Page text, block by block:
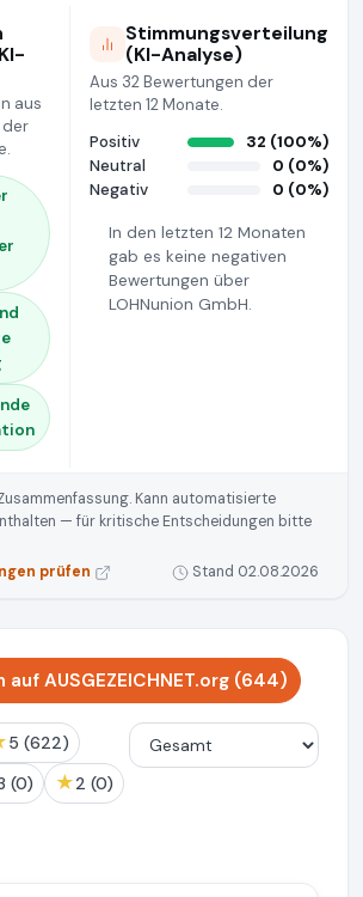
aus
der
Stimmungsverteilung
(KI-Analyse)
Aus 32 Bewertungen der
letzten 12 Monate.
Positiv
32 (100%)
Neutral
0 (0%)
Negativ
0 (0%)
In den letzten 12 Monaten
gab es keine negativen
Bewertungen über
LOHNunion GmbH.
Kann automatisierte
— für kritische Entscheidungen bitte
prüfen
Stand 02.08.2026
AUSGEZEICHNET.org (644)
5 (622)
3 (0) ★ 2 (0)